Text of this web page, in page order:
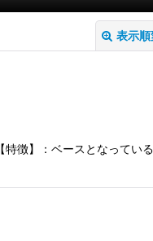
表示
】：ベースとなってい